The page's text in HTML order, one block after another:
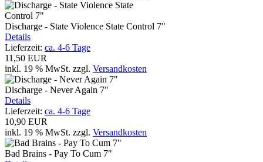
Discharge - State Violence State Control 7"
Details
Lieferzeit: ca. 4-6 Tage
11,50 EUR
inkl. 19 % MwSt. zzgl. Versandkosten
Discharge - Never Again 7"
Details
Lieferzeit: ca. 4-6 Tage
10,90 EUR
inkl. 19 % MwSt. zzgl. Versandkosten
Bad Brains - Pay To Cum 7"